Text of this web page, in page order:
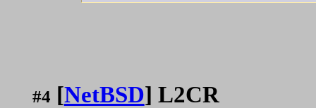
#4 [NetBSD] L2CR